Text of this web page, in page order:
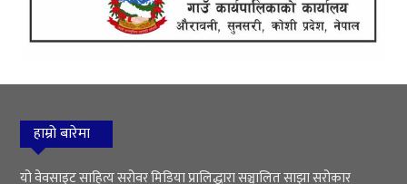
हाम्रो बारेमा
यो वेवसाइट साहित्य सरोवर मिडिया प्रालिद्धारा सञ्चालित साझा सरोकार